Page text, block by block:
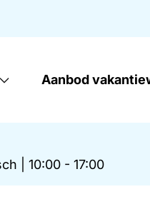
Aanbod
10:00 - 17:00